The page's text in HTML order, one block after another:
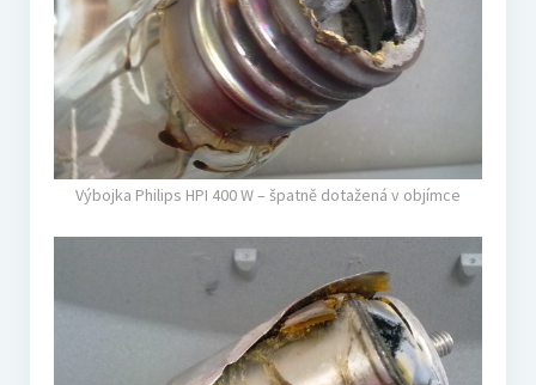
Výbojka Philips HPI 400 W – špatně dotažená v objímce